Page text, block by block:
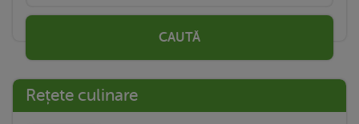
CAUTĂ
Rețete culinare